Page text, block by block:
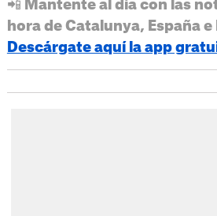
📲 Mantente al día con las
hora de Catalunya, España
Descárgate aquí la app